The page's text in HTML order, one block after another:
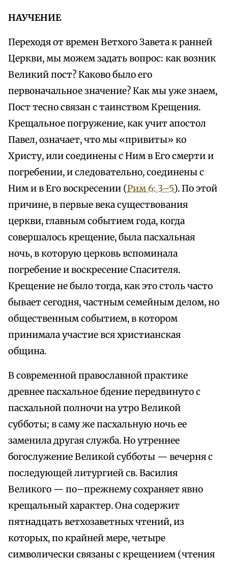
НАУЧЕНИЕ
Переходя от времен Ветхого Завета к ранней
Церкви, мы можем задать вопрос: как возник
Великий пост? Каково было его
первоначальное значение? Как мы уже знаем,
Пост тесно связан с таинством Крещения.
Крещальное погружение, как учит апостол
Павел, означает, что мы «привиты» ко
Христу, или соединены с Ним в Его смерти и
погребении, и следовательно, соединены с
Ним и в Его воскресении (Рим 6: 3–5). По этой
причине, в первые века существования
церкви, главным событием года, когда
совершалось крещение, была пасхальная
ночь, в которую церковь вспоминала
погребение и воскресение Спасителя.
Крещение не было тогда, как это столь часто
бывает сегодня, частным семейным делом, но
общественным событием, в котором
принимала участие вся христианская
община.
В современной православной практике
древнее пасхальное бдение передвинуто с
пасхальной полночи на утро Великой
субботы; в саму же пасхальную ночь ее
заменила другая служба. Но утреннее
богослужение Великой субботы — вечерня с
последующей литургией св. Василия
Великого — по–прежнему сохраняет явно
крещальный характер. Она содержит
пятнадцать ветхозаветных чтений, из
которых, по крайней мере, четыре
символически связаны с крещением (чтения